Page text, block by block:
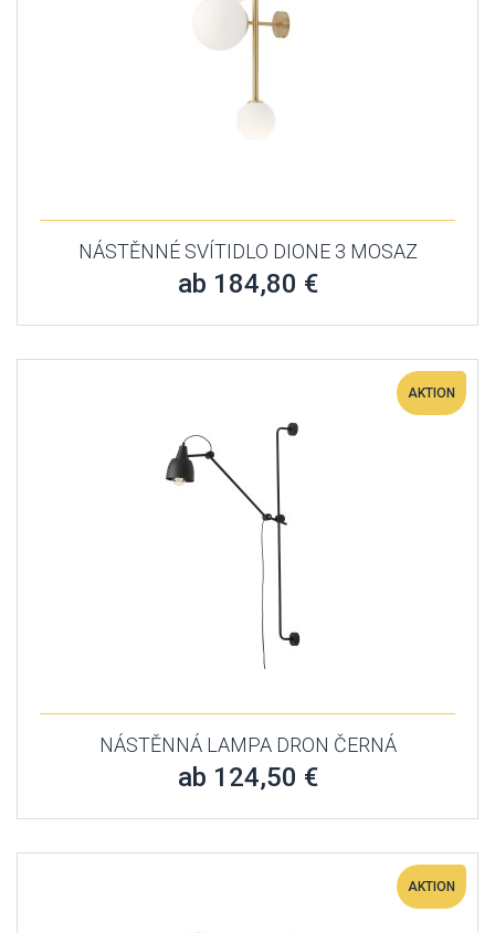
NÁSTĚNNÉ SVÍTIDLO DIONE 3 MOSAZ
ab 184,80 €
AKTION
NÁSTĚNNÁ LAMPA DRON ČERNÁ
ab 124,50 €
AKTION